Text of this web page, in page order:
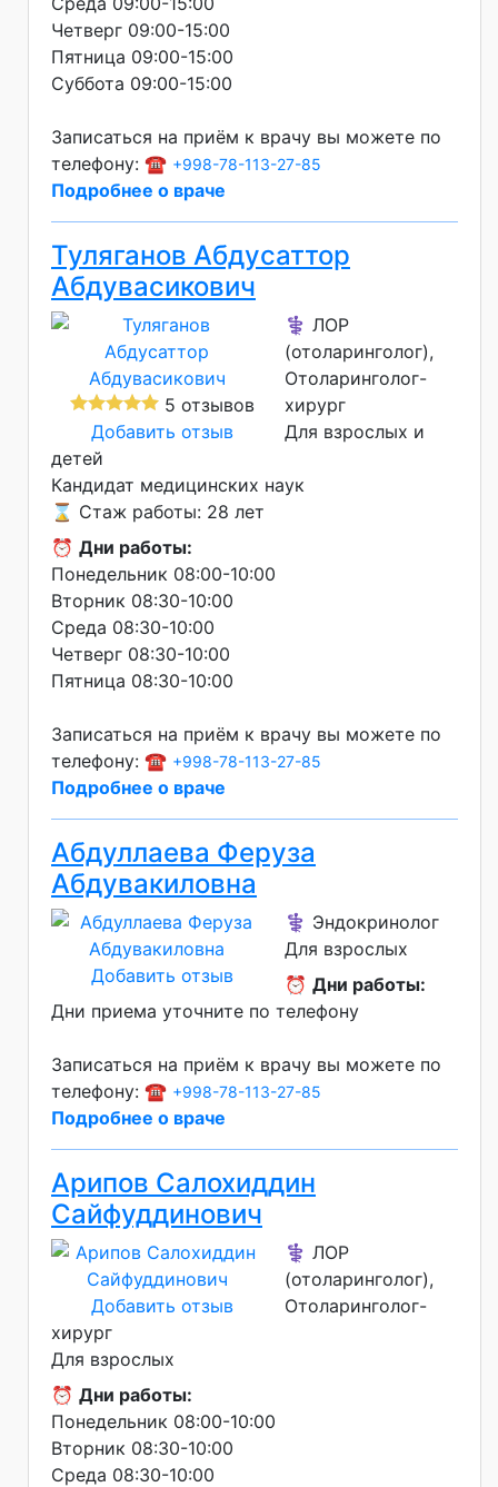
Четверг 09:00-15:00
Пятница 09:00-15:00
Суббота 09:00-15:00
Записаться на приём к врачу вы можете по
телефону: ☎️ +998-78-113-27-85
Подробнее о враче
Туляганов Абдусаттор
Абдувасикович
5 отзывов
Добавить отзыв
⚕️ ЛОР
(отоларинголог),
Отоларинголог-
хирург
Для взрослых и
детей
Кандидат медицинских наук
⌛ Стаж работы: 28 лет
⏰ Дни работы:
Понедельник 08:00-10:00
Вторник 08:30-10:00
Среда 08:30-10:00
Четверг 08:30-10:00
Пятница 08:30-10:00
Записаться на приём к врачу вы можете по
телефону: ☎️ +998-78-113-27-85
Подробнее о враче
Абдуллаева Феруза
Абдувакиловна
Добавить отзыв
⚕️ Эндокринолог
Для взрослых
⏰ Дни работы:
Дни приема уточните по телефону
Записаться на приём к врачу вы можете по
телефону: ☎️ +998-78-113-27-85
Подробнее о враче
Арипов Салохиддин
Сайфуддинович
Добавить отзыв
⚕️ ЛОР
(отоларинголог),
Отоларинголог-
хирург
Для взрослых
⏰ Дни работы:
Понедельник 08:00-10:00
Вторник 08:30-10:00
Среда 08:30-10:00